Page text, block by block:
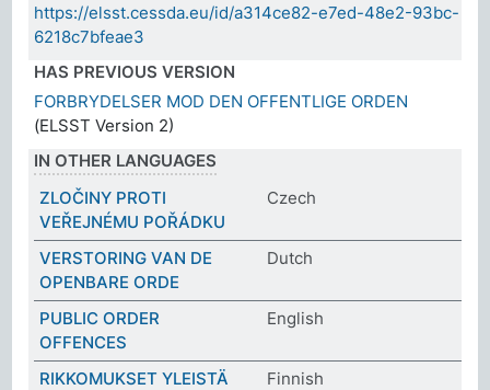
https://elsst.cessda.eu/id/a314ce82-e7ed-48e2-93bc-
6218c7bfeae3
HAS PREVIOUS VERSION
FORBRYDELSER MOD DEN OFFENTLIGE ORDEN
(ELSST Version 2)
IN OTHER LANGUAGES
ZLOČINY PROTI
VEŘEJNÉMU POŘÁDKU
Czech
VERSTORING VAN DE
OPENBARE ORDE
Dutch
PUBLIC ORDER
OFFENCES
English
RIKKOMUKSET YLEISTÄ
Finnish